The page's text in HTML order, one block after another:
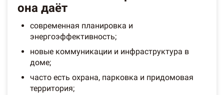
она даёт
современная планировка и
энергоэффективность;
новые коммуникации и инфраструктура в
доме;
часто есть охрана, парковка и придомовая
территория;